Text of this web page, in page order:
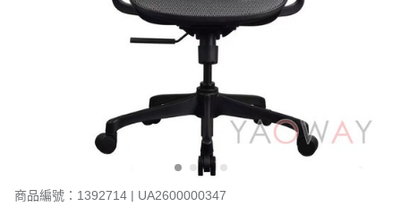
商品編號：1392714 | UA2600000347